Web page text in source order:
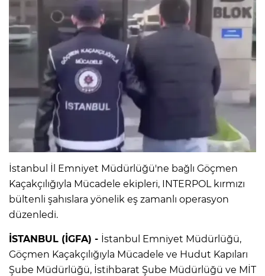
İstanbul İl Emniyet Müdürlüğü'ne bağlı Göçmen
Kaçakçılığıyla Mücadele ekipleri, INTERPOL kırmızı
bültenli şahıslara yönelik eş zamanlı operasyon
düzenledi.
İSTANBUL (İGFA) - İstanbul Emniyet Müdürlüğü,
Göçmen Kaçakçılığıyla Mücadele ve Hudut Kapıları
Şube Müdürlüğü, İstihbarat Şube Müdürlüğü ve MİT